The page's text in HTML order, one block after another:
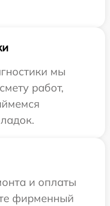
мы
работ,
и оплаты
фирменный